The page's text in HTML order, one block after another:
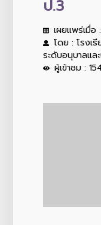
ป.3
เผยแพร่เมื่
โดย : โรงเ
ระดับอนุบาลแล
ผู้เข้าชม :